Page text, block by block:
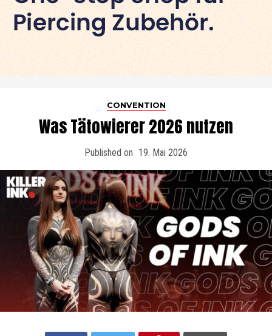
CONVENTION
Was Tätowierer 2026 nutzen
Published on 19. Mai 2026